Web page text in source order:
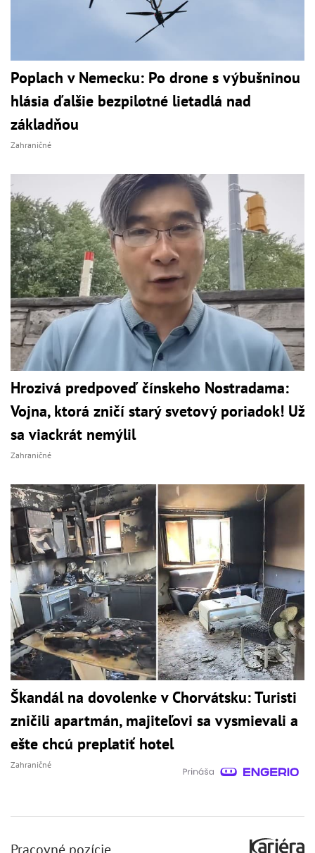
Poplach v Nemecku: Po drone s výbušninou
hlásia ďalšie bezpilotné lietadlá nad
základňou
Zahraničné
Hrozivá predpoveď čínskeho Nostradama:
Vojna, ktorá zničí starý svetový poriadok! Už
sa viackrát nemýlil
Zahraničné
Škandál na dovolenke v Chorvátsku: Turisti
zničili apartmán, majiteľovi sa vysmievali a
ešte chcú preplatiť hotel
Zahraničné
Pracovné pozície